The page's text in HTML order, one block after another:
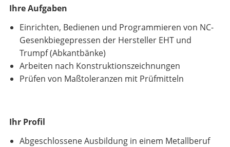
Ihre Aufgaben
Einrichten, Bedienen und Programmieren von NC-
Gesenkbiegepressen der Hersteller EHT und
Trumpf (Abkantbänke)
Arbeiten nach Konstruktionszeichnungen
Prüfen von Maßtoleranzen mit Prüfmitteln
Ihr Profil
Abgeschlossene Ausbildung in einem Metallberuf